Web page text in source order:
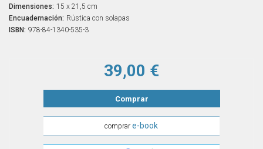
Dimensiones: 15 x 21,5 cm
Encuadernación: Rústica con solapas
ISBN: 978-84-1340-535-3
39,00 €
Comprar
comprare-book